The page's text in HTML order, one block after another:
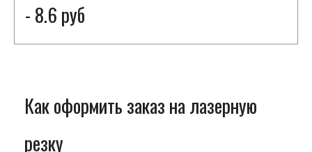
- 8.6 руб
Как оформить заказ на лазерную
резку